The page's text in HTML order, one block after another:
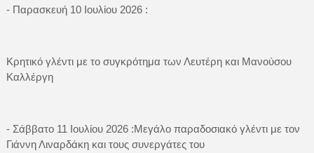
- Παρασκευή 10 Ιουλίου 2026 :
Κρητικό γλέντι με το συγκρότημα των Λευτέρη και Μανούσου
Καλλέργη
- Σάββατο 11 Ιουλίου 2026 :Μεγάλο παραδοσιακό γλέντι με τον
Γιάννη Λιναρδάκη και τους συνεργάτες του